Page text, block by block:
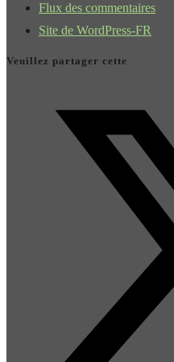
Flux des commentaires
Site de WordPress-FR
Veuillez partager cette